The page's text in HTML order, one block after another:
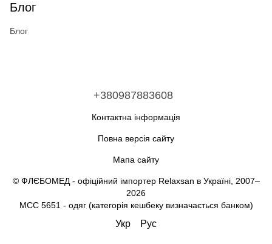
Блог
Блог
+380987883608
Контактна інформація
Повна версія сайту
Мапа сайту
© ФЛЄБОМЕД - офіційний імпортер Relaxsan в Україні, 2007–
2026
MCC 5651 - одяг (категорія кешбеку визначається банком)
Укр Рус